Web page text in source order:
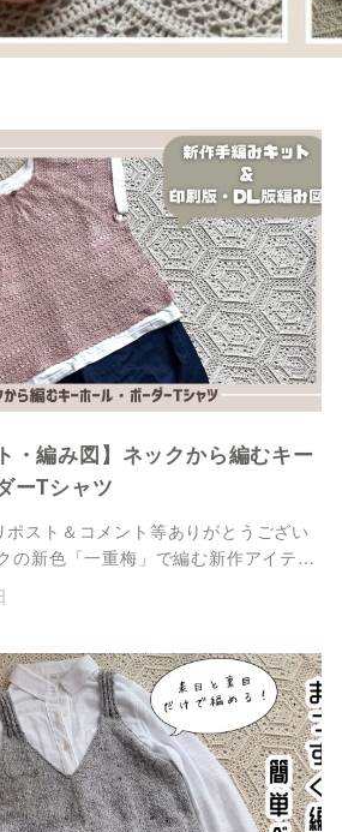
・編み図】ネックから編むキー
ーTシャツ
ポスト＆コメント等ありがとうござい
の新色「一重梅」で編む新作アイテ…